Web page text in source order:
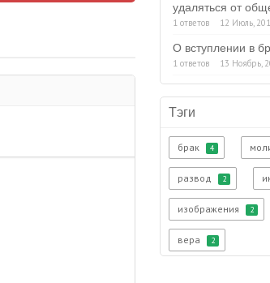
удаляться от
1 ответов 12 Июль,
О вступлении в
1 ответов 13 Ноябрь,
Тэги
брак 4
развод 2
изображения 2
вера 2